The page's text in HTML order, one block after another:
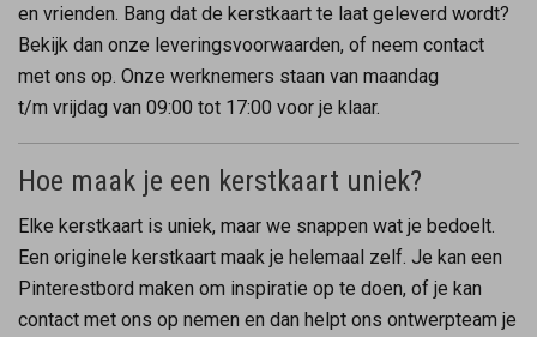
en vrienden. Bang dat de kerstkaart te laat geleverd wordt?
Bekijk dan onze leveringsvoorwaarden, of neem contact
met ons op. Onze werknemers staan van maandag
t/m vrijdag van 09:00 tot 17:00 voor je klaar.
Hoe maak je een kerstkaart uniek?
Elke kerstkaart is uniek, maar we snappen wat je bedoelt.
Een originele kerstkaart maak je helemaal zelf. Je kan een
Pinterestbord maken om inspiratie op te doen, of je kan
contact met ons op nemen en dan helpt ons ontwerpteam je